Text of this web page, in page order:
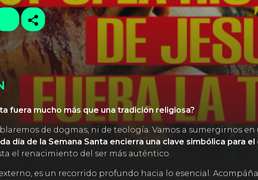
fuera mucho más que una tradición religiosa?
de dogmas, ni de teología. Vamos a sumergirnos
día de la Semana Santa encierra una clave simbólica para
el renacimiento del ser más auténtico.
es un recorrido profundo hacia lo esencial.